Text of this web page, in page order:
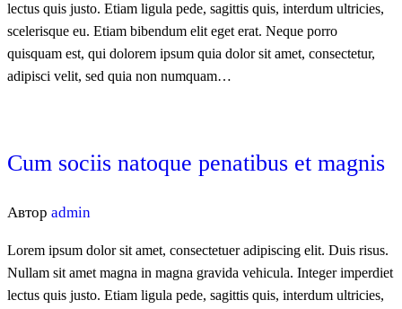
lectus quis justo. Etiam ligula pede, sagittis quis, interdum ultricies,
scelerisque eu. Etiam bibendum elit eget erat. Neque porro
quisquam est, qui dolorem ipsum quia dolor sit amet, consectetur,
adipisci velit, sed quia non numquam…
Cum sociis natoque penatibus et magnis
Автор admin
Lorem ipsum dolor sit amet, consectetuer adipiscing elit. Duis risus.
Nullam sit amet magna in magna gravida vehicula. Integer imperdiet
lectus quis justo. Etiam ligula pede, sagittis quis, interdum ultricies,